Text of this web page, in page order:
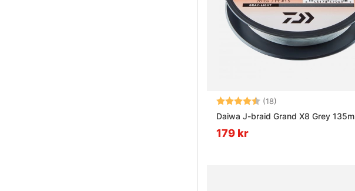
Betyg: (18)
Daiwa J-braid Grand X8 Grey 135m
179 kr